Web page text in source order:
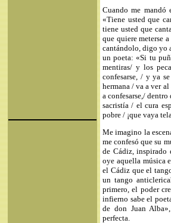
Cuando me mandó
«Tiene usted que
tiene usted que
que quiere meterse
cantándolo, digo yo
un poeta: «Si tu
mentiras/ y los
confesarse, / y ya
hermana / va a ver
a confesarse,/
sacristía / el cura
pobre / ¡que vaya
Me imagino la
me confesó que su
de Cádiz, inspirado
oye aquella música
el Cádiz que el
un tango
primero, el poder
infierno sabe el
de don Juan
perfecta.